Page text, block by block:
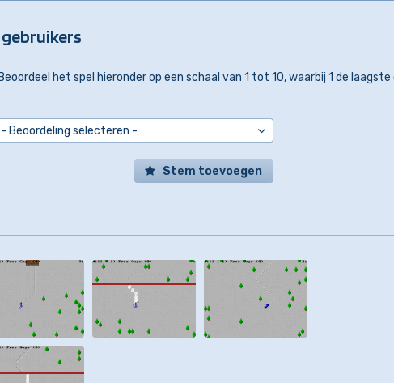
het spel hieronder op een schaal van 1 tot 10, waarbij 1 de laagste
Stem toevoegen